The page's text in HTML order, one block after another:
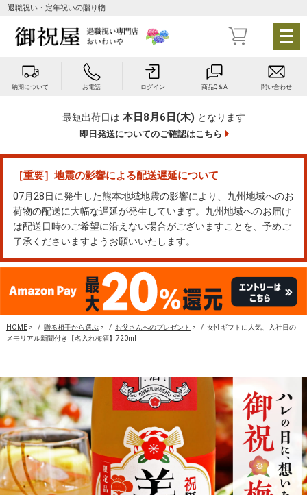
メ
ニ
ー
を
退職祝い・定年祝いの贈り物
納期について お電話 ログイン 商品Q＆A 問い合わせ
最短出荷日は 本日8月6日(木) となります
即日発送についてのご確認はこちら
［重要］地震の影響による配送遅延について
07月28日に発生した熊本地域地震の影響により、九州地域へのお
荷物の配送に大幅な遅延が発生しています。九州地域へのお届け
は配送日時のご希望に沿えない場合がございますことを、予めご
了承くださいますようお願いいたします。
HOME> 贈る相手から選ぶ> お父さんへのプレゼント >
女性ギフトに人気、入社日の
メモリアル新聞付き【名入れ梅酒】720ml